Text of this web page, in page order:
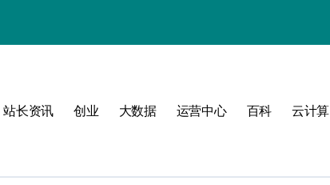
站长资讯 创业 大数据 运营中心 百科 云计算